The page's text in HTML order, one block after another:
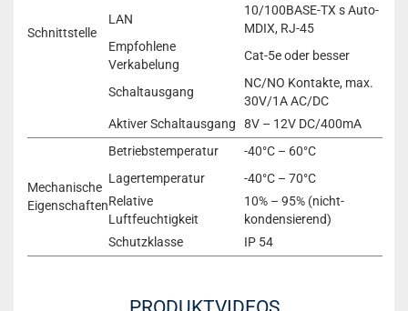
Schnittstelle
LAN
10/100BASE-TX s Auto-
MDIX, RJ-45
Empfohlene
Verkabelung
Cat-5e oder besser
Schaltausgang
NC/NO Kontakte, max.
30V/1A AC/DC
Aktiver Schaltausgang
8V – 12V DC/400mA
Mechanische
Eigenschaften
Betriebstemperatur
-40°C – 60°C
Lagertemperatur
-40°C – 70°C
Relative
Luftfeuchtigkeit
10% – 95% (nicht-
kondensierend)
Schutzklasse
IP 54